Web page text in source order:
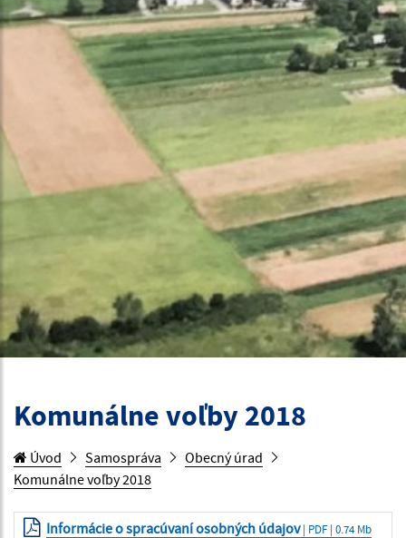
Komunálne voľby 2018
Úvod Samospráva
Obecný úrad
Komunálne voľby 2018
Informácie o spracúvaní osobných údajov| PDF | 0.74 Mb